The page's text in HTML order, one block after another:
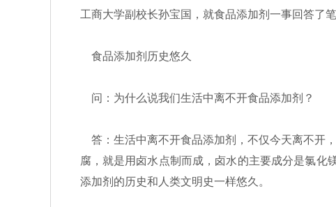
工商大学副校长孙宝国，就食品添加剂一事回答了笔
食品添加剂历史悠久
问：为什么说我们生活中离不开食品添加剂？
答：生活中离不开食品添加剂，不仅今天离不开
腐，就是用卤水点制而成，卤水的主要成分是氯
添加剂的历史和人类文明史一样悠久。